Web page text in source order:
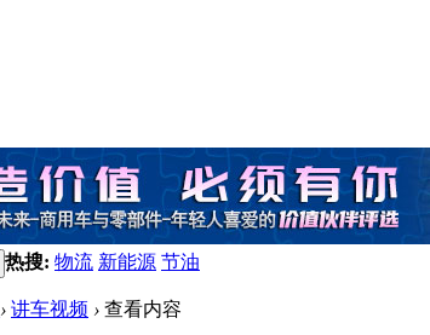
热搜: 物流 新能源 节油
› 讲车视频 › 查看内容